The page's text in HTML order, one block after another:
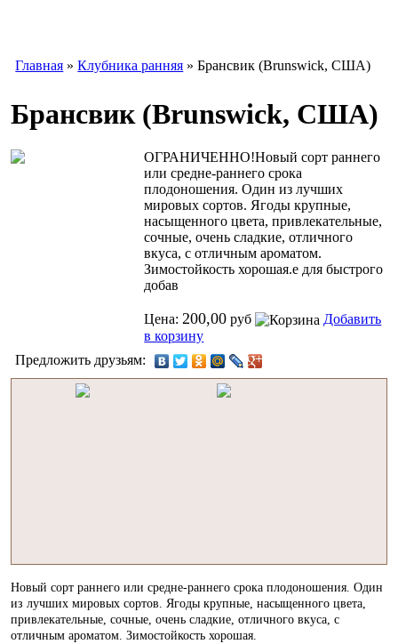
Главная »Клубника ранняя » Брансвик (Brunswick, США)
Брансвик (Brunswick, США)
ОГРАНИЧЕННО!Новый сорт раннего
или средне-раннего срока
плодоношения. Один из лучших
мировых сортов. Ягоды крупные,
насыщенного цвета, привлекательные,
сочные, очень сладкие, отличного
вкуса, с отличным ароматом.
Зимостойкость хорошая.е для быстрого
добав
Цена: 200,00 руб
Добавить
в корзину
Предложить друзьям:
Новый сорт раннего или средне-раннего срока плодоношения. Один
из лучших мировых сортов. Ягоды крупные, насыщенного цвета,
привлекательные, сочные, очень сладкие, отличного вкуса, с
отличным ароматом. Зимостойкость хорошая.